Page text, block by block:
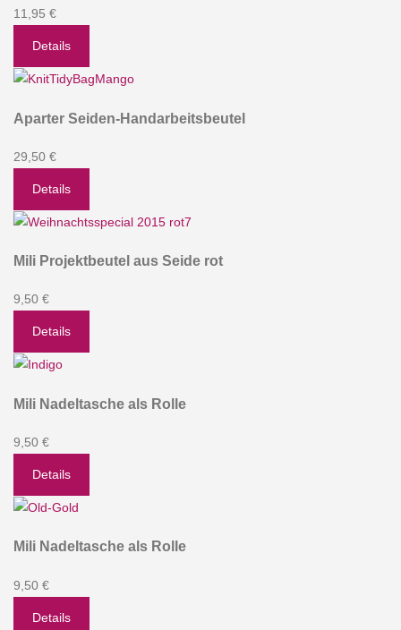
11,95 €
Details
Aparter Seiden-Handarbeitsbeutel
29,50 €
Details
Mili Projektbeutel aus Seide rot
9,50 €
Details
Mili Nadeltasche als Rolle
9,50 €
Details
Mili Nadeltasche als Rolle
9,50 €
Details